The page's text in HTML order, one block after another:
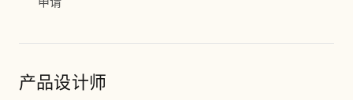
产品设计师